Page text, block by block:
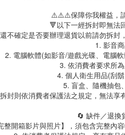
⚠️⚠️⚠️保障你我權益，
🔻以下一經拆封即無法
不確定是否要辦理退貨以前請勿拆封
1. 影音
2. 電腦軟體(如影音/遊戲光碟、電腦
3. 依消費者要求所
4. 個人衛生用品(刮
5. 盲盒、隨機抽包
封則依消費者保護法之規定，無法享
🔄 缺件／退換
開箱影片與照片】，須包含完整內